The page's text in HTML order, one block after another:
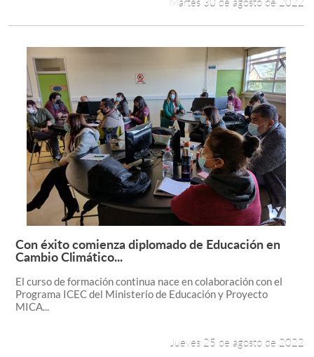
Leer más +
Con éxito comienza diplomado de Educación en
Cambio Climático...
El curso de formación continua nace en colaboración con el
Programa ICEC del Ministerio de Educación y Proyecto
MICA...
Jueves 25 de agosto de 2022